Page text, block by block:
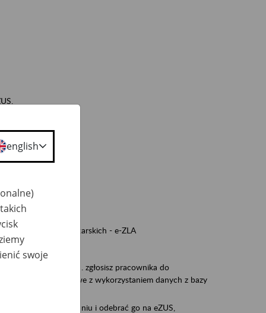
nie odpowiedzi,
z ZUS,
na koncie w ZUS,
ubezpieczonego,
zwolnieniach lekarskich - e-ZLA
pomocą której m.in. zgłosisz pracownika do
rozliczeniowe z wykorzystaniem danych z bazy
o niezaleganiu i odebrać go na eZUS,
english
swoje